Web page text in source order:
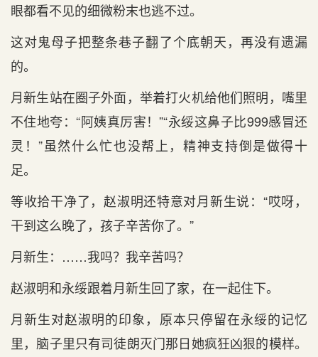
眼都看不见的细微粉末也逃不过。
这对鬼母子把整条巷子翻了个底朝天，再没有遗漏
的。
月新生站在圈子外面，举着打火机给他们照明，嘴里
不住地夸：“阿姨真厉害！”“永绥这鼻子比999感冒还
灵！”虽然什么忙也没帮上，精神支持倒是做得十
足。
等收拾干净了，赵淑明还特意对月新生说：“哎呀，
干到这么晚了，孩子辛苦你了。”
月新生：……我吗？我辛苦吗？
赵淑明和永绥跟着月新生回了家，在一起住下。
月新生对赵淑明的印象，原本只停留在永绥的记忆
里，脑子里只有司徒朗灭门那日她疯狂凶狠的模样。